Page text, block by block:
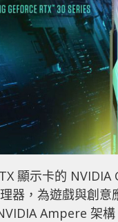
顯示卡的
器，為遊戲與創
Ampere 架